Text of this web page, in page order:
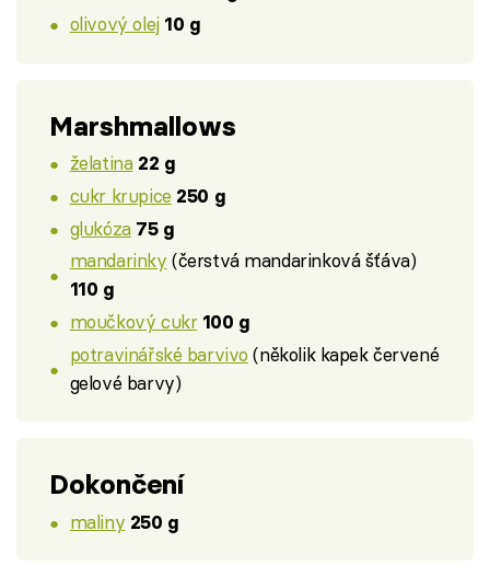
olivový olej 10 g
Marshmallows
želatina 22 g
cukr krupice 250 g
glukóza 75 g
mandarinky (čerstvá mandarinková šťáva)
110 g
moučkový cukr 100 g
potravinářské barvivo (několik kapek červené
gelové barvy)
Dokončení
maliny 250 g